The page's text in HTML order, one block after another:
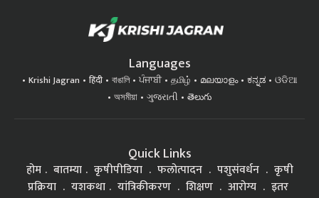
Languages
Krishi Jagran हिंदी বাঙালি ਪੰਜਾਬੀ தமிழ் മലയാളം ಕನ್ನಡ
ଓଡିଆ
অসমীয়া
ગુજરાતી తెలుగు
Quick Links
होम बातम्या कृषीपीडिया फलोत्पादन पशुसंवर्धन
कृषी
प्रक्रिया
यशकथा यांत्रिकीकरण शिक्षण आरोग्य इतर